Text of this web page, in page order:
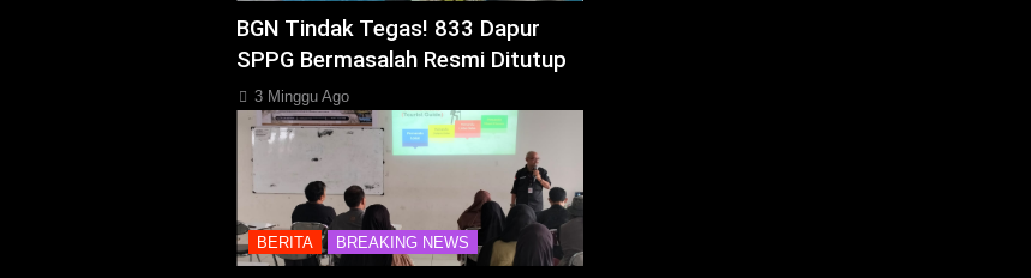
BGN Tindak Tegas! 833 Dapur
SPPG Bermasalah Resmi Ditutup
3 Minggu Ago
BERITA BREAKING NEWS